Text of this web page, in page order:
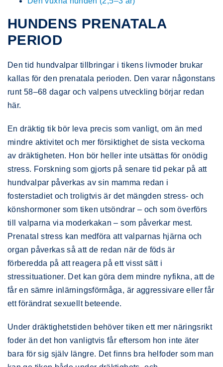
HUNDENS PRENATALA
PERIOD
Den tid hundvalpar tillbringar i tikens livmoder brukar
kallas för den prenatala perioden. Den varar någonstans
runt 58–68 dagar och valpens utveckling börjar redan
här.
En dräktig tik bör leva precis som vanligt, om än med
mindre aktivitet och mer försiktighet de sista veckorna
av dräktigheten. Hon bör heller inte utsättas för onödig
stress. Forskning som gjorts på senare tid pekar på att
hundvalpar påverkas av sin mamma redan i
fosterstadiet och troligtvis är det mängden stress- och
könshormoner som tiken utsöndrar – och som överförs
till valparna via moderkakan – som påverkar mest.
Prenatal stress kan medföra att valparnas hjärna och
organ påverkas så att de redan när de föds är
förberedda på att reagera på ett visst sätt i
stressituationer. Det kan göra dem mindre nyfikna, att de
får en sämre inlärningsförmåga, är aggressivare eller får
ett förändrat sexuellt beteende.
Under dräktighetstiden behöver tiken ett mer näringsrikt
foder än det hon vanligtvis får eftersom hon inte äter
bara för sig själv längre. Det finns bra helfoder som man